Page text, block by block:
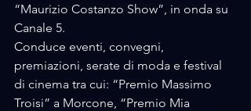
“Maurizio Costanzo Show”, in onda su
Canale 5.
Conduce eventi, convegni,
premiazioni, serate di moda e festival
di cinema tra cui: “Premio Massimo
Troisi” a Morcone, “Premio Mia